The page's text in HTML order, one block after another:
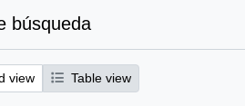
búsqueda
view Table view